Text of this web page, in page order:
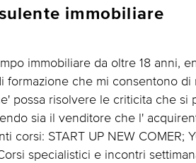
immobiliare
immobiliare da oltre 18 anni,
formazione che mi consentono
possa risolvere le criticita che
sia il venditore che l'
corsi: START UP NEW COMER;
specialistici e incontri